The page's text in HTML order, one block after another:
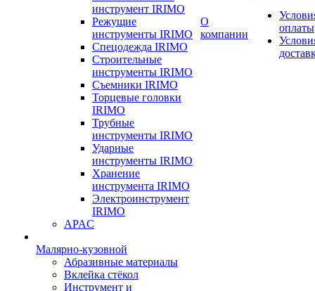
инструмент IRIMO
Режущие
инструменты IRIMO
Спецодежда IRIMO
Строительные
инструменты IRIMO
Съемники IRIMO
Торцевые головки
IRIMO
Трубные
инструменты IRIMO
Ударные
инструменты IRIMO
Хранение
инструмента IRIMO
Электроинструмент
IRIMO
APAC
Малярно-кузовной
Абразивные материалы
Вклейка стёкол
Инструмент и
О
компании
оплаты